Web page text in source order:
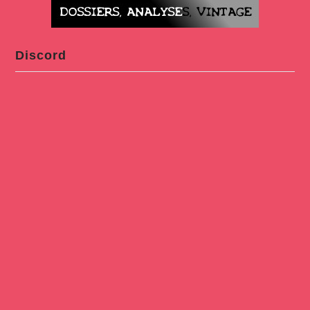
Discord